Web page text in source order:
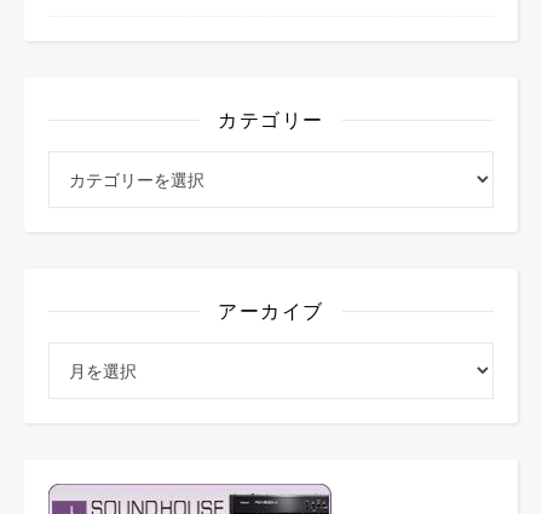
カテゴリー
アーカイブ